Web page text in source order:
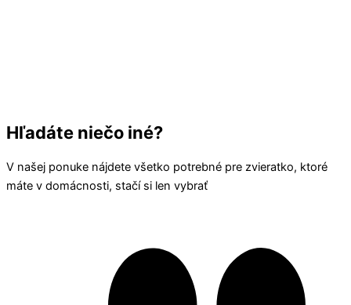
Hľadáte niečo iné?
V našej ponuke nájdete všetko potrebné pre zvieratko, ktoré
máte v domácnosti, stačí si len vybrať